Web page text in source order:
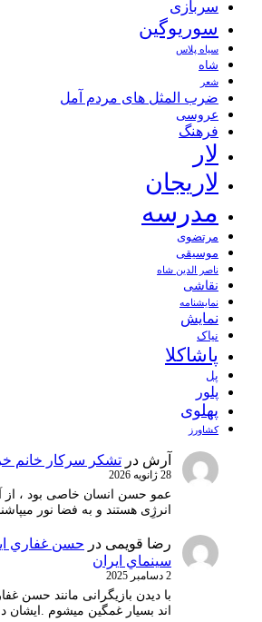
سربازی
سوریوگین
سیاه پلاس
شاه
شعر
ضرب المثل های مردم آمل
عروسی
فرهنگ
لار
لاریجان
مدرسه
مرتضوی
موسیقی
ناصر الدین شاه
نقاشی
نمايشنامه
نمایش
نیاک
پاشاکلا
پل
پلور
پهلوی
کشاورز
آرش در تشکر سرکار خانم
28 ژانویه 2026
عمو حسن انسان خاصی بود ، از
انرژِی هستند و به فضا نور
رضا قویمی در
سينماي ايران
2 دسامبر 2025
با دیدن بازیگرانی مانند حسن
اند بسیار غمگین میشوم